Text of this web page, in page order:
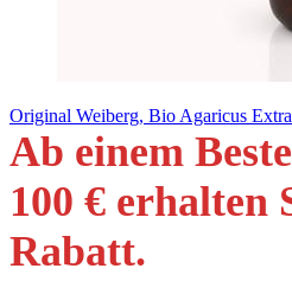
Original Weiberg, Bio Agaricus
Ab einem
100 € erhalten
Rabatt.